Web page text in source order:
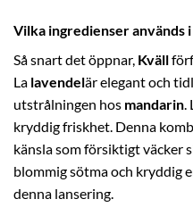
Vilka ingredienser används
Så snart det öppnar, Kväll
La lavendelär elegant och
utstrålningen hos mandarin.
kryddig friskhet. Denna
känsla som försiktigt väcker
blommig sötma och kryddig
denna lansering.